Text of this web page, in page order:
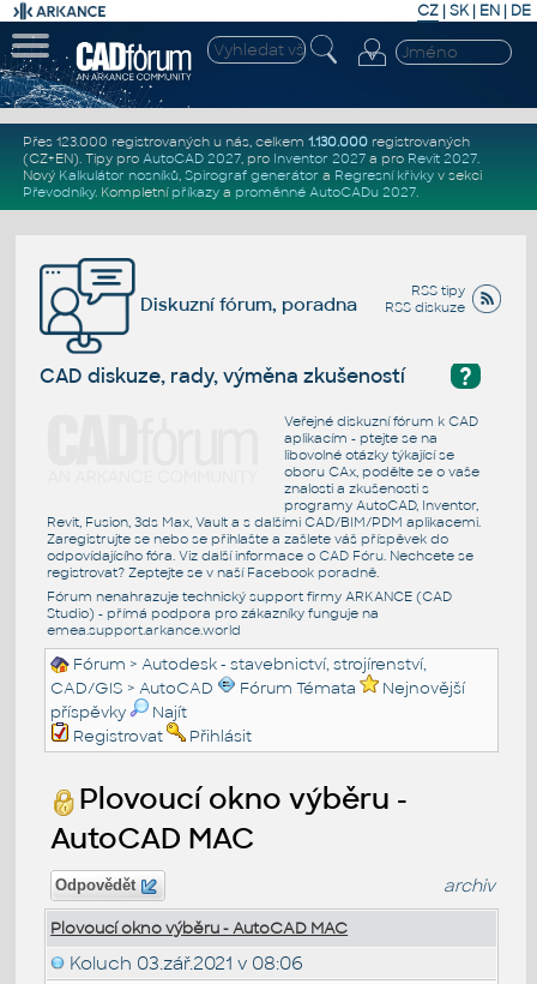
CZ | SK| EN | DE
Přes 123.000 registrovaných u nás, celkem 1.130.000registrovaných
(CZ+EN). Tipy pro AutoCAD 2027, pro Inventor 2027a pro Revit 2027.
Nový Kalkulátor nosníků, Spirograf generátor a Regresní křivkyv sekci
Převodníky. Kompletní příkazya proměnné AutoCADu 2027.
RSS tipy
RSS diskuze
Diskuzní fórum, poradna
?
CAD diskuze, rady, výměna zkušeností
Veřejné diskuzní fórum k CAD
aplikacím - ptejte se na
libovolné otázky týkající se
oboru CAx, podělte se o vaše
znalosti a zkušenosti s
programy AutoCAD, Inventor,
Revit, Fusion, 3ds Max, Vault a s dalšími CAD/BIM/PDM aplikacemi.
Zaregistrujte se nebo se přihlašte a zašlete váš příspěvek do
odpovídajícího fóra. Viz další informace o CAD Fóru. Nechcete se
registrovat? Zeptejte se v naší Facebook poradně.
Fórum nenahrazuje technický support firmy ARKANCE (CAD
Studio) - přímá podpora pro zákazníky funguje na
emea.support.arkance.world
Fórum >Autodesk - stavebnictví, strojírenství,
CAD/GIS >AutoCAD Fórum Témata
Nejnovější
příspěvky
Najít
Registrovat
Přihlásit
Plovoucí okno výběru -
AutoCAD MAC
Odpovědět archiv
Plovoucí okno výběru - AutoCAD MAC
Koluch 03.zář.2021 v 08:06